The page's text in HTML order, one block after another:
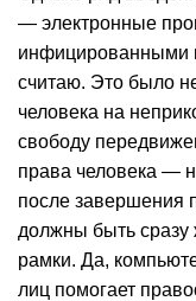
— электронные
инфицированными
считаю. Это было
человека на
свободу
права человека —
после завершения
должны быть сразу
рамки. Да,
лиц помогает